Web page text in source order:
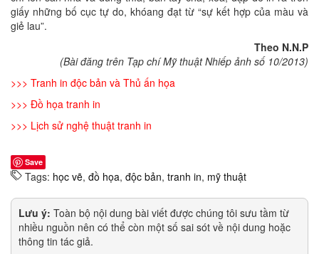
giấy những bố cục tự do, khóang đạt từ “sự kết hợp của màu và
giẻ lau”.
Theo N.N.P
(Bài đăng trên Tạp chí Mỹ thuật Nhiếp ảnh số 10/2013)
>>> Tranh in độc bản và Thủ ấn họa
>>> Đồ họa tranh in
>>> Lịch sử nghệ thuật tranh in
Save
Tags: học vẽ, đồ họa, độc bản, tranh in, mỹ thuật
Lưu ý: Toàn bộ nội dung bài viết được chúng tôi sưu tầm từ
nhiều nguồn nên có thể còn một số sai sót về nội dung hoặc
thông tin tác giả.